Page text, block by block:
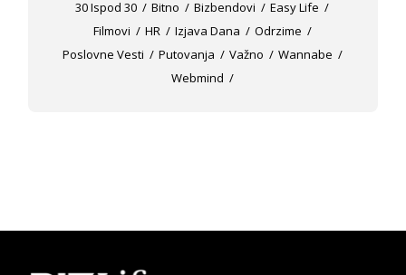
30 Ispod 30 Bitno Bizbendovi
Easy Life
Filmovi
HR Izjava Dana
Odrzime
Poslovne Vesti
Putovanja Važno
Wannabe
Webmind